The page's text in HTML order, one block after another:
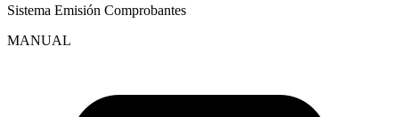
Sistema Emisión Comprobantes
MANUAL